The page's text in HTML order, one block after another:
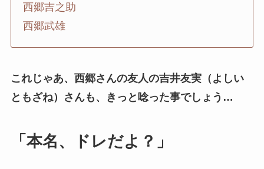
西郷吉之助
西郷武雄
これじゃあ、西郷さんの友人の吉井友実（よしい
ともざね）さんも、きっと唸った事でしょう…
「本名、ドレだよ？」